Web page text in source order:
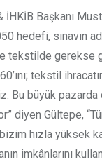
Başkanı
hedefi, sınavın
tekstilde
tekstil
Bu büyük
diyen Gültepe,
hızla yüksek
imkânlarını